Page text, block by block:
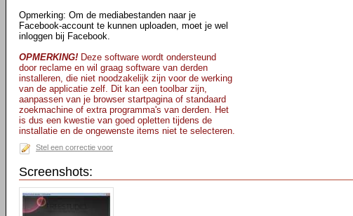
Opmerking: Om de mediabestanden naar je
Facebook-account te kunnen uploaden, moet je wel
inloggen bij Facebook.
OPMERKING! Deze software wordt ondersteund
door reclame en wil graag software van derden
installeren, die niet noodzakelijk zijn voor de werking
van de applicatie zelf. Dit kan een toolbar zijn,
aanpassen van je browser startpagina of standaard
zoekmachine of extra programma's van derden. Het
is dus een kwestie van goed opletten tijdens de
installatie en de ongewenste items niet te selecteren.
Stel een correctie voor
Screenshots: